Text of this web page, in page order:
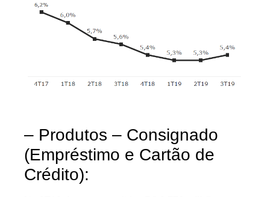
– Produtos – Consignado
(Empréstimo e Cartão de
Crédito):